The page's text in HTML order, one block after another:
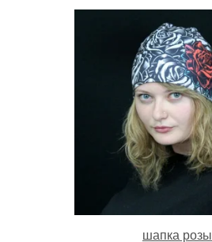
шапка розы